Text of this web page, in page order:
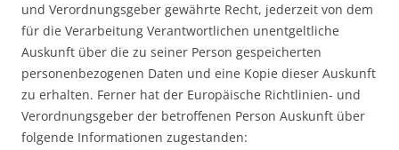
und Verordnungsgeber gewährte Recht, jederzeit von dem
für die Verarbeitung Verantwortlichen unentgeltliche
Auskunft über die zu seiner Person gespeicherten
personenbezogenen Daten und eine Kopie dieser Auskunft
zu erhalten. Ferner hat der Europäische Richtlinien- und
Verordnungsgeber der betroffenen Person Auskunft über
folgende Informationen zugestanden: